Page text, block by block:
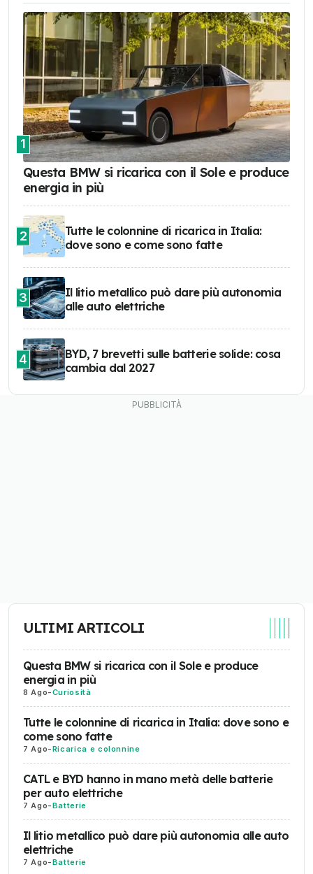
1
Questa BMW si ricarica con il Sole e produce
energia in più
2
Tutte le colonnine di ricarica in Italia:
dove sono e come sono fatte
3
Il litio metallico può dare più autonomia
alle auto elettriche
4
BYD, 7 brevetti sulle batterie solide: cosa
cambia dal 2027
ULTIMI ARTICOLI
Questa BMW si ricarica con il Sole e produce
energia in più
8 Ago-Curiosità
Tutte le colonnine di ricarica in Italia: dove sono e
come sono fatte
7 Ago-Ricarica e colonnine
CATL e BYD hanno in mano metà delle batterie
per auto elettriche
7 Ago-Batterie
Il litio metallico può dare più autonomia alle auto
elettriche
7 Ago-Batterie